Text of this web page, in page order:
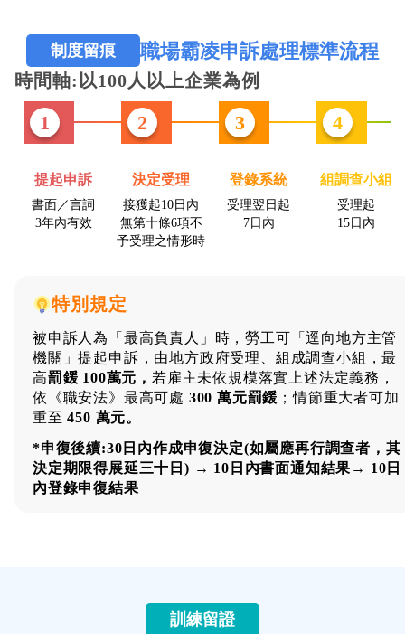
制度留痕 職場霸凌申訴處理標準流程
時間軸:以100人以上企業為例
1
提起申訴
書面／言詞
3年內有效
2
決定受理
接獲起10日內
無第十條6項不
予受理之情形時
3
登錄系統
受理翌日起
7日內
4
組調查小組
受理起
15日內
特別規定
被申訴人為「最高負責人」時，勞工可「逕向地方主管
機關」提起申訴，由地方政府受理、組成調查小組，最
高罰鍰 100萬元， 若雇主未依規模落實上述法定義務，
依《職安法》最高可處 300 萬元罰鍰 ；情節重大者可加
重至450 萬元。
*申復後續:30日內作成申復決定(如屬應再行調查者，其
決定期限得展延三十日) → 10日內書面通知結果→ 10日
內登錄申復結果
訓練留證